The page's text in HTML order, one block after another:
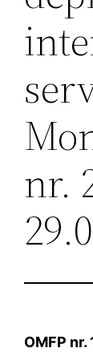
nr.
OMFP